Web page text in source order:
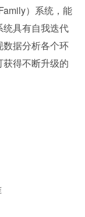
）系统，能
具有自我迭代
据分析各个环
得不断升级的